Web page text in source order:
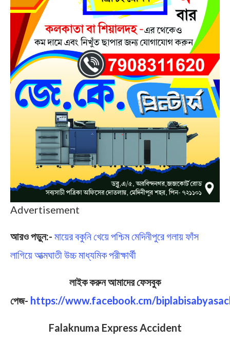
Advertisement
আরও পড়ুন:- মায়ের বকুনি খেয়ে পশ্চিম মেদিনীপুরে গলায় ফাঁস
লাগিয়ে আত্মঘাতী উচ্চ মাধ্যমিক পরীক্ষার্থী
লাইক করুন আমাদের ফেসবুক
পেজ- https://www.facebook.cm/
Falaknuma Express Accident